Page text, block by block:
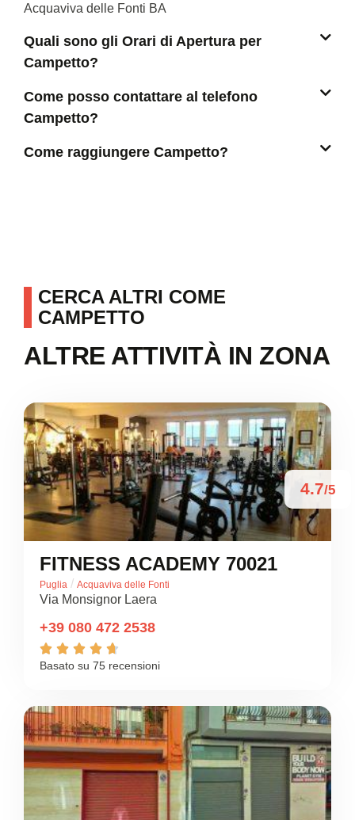
Acquaviva delle Fonti BA
Quali sono gli Orari di Apertura per
Campetto?
Come posso contattare al telefono
Campetto?
Come raggiungere Campetto?
CERCA ALTRI COME
CAMPETTO
ALTRE ATTIVITÀ IN ZONA
4.7/5
FITNESS ACADEMY 70021
Puglia / Acquaviva delle Fonti
Via Monsignor Laera
+39 080 472 2538
    
Basato su 75 recensioni